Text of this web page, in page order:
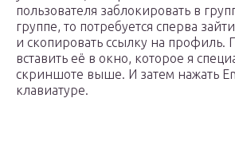
пользователя заблокировать в
группе, то потребуется сперва
и скопировать ссылку на профиль.
вставить её в окно, которое я
скриншоте выше. И затем нажать
клавиатуре.